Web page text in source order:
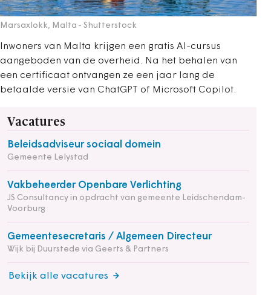
Marsaxlokk, Malta - Shutterstock
Inwoners van Malta krijgen een gratis AI-cursus
aangeboden van de overheid. Na het behalen van
een certificaat ontvangen ze een jaar lang de
betaalde versie van ChatGPT of Microsoft Copilot.
Vacatures
Beleidsadviseur sociaal domein
Gemeente Lelystad
Vakbeheerder Openbare Verlichting
JS Consultancy in opdracht van gemeente Leidschendam-
Voorburg
Gemeentesecretaris / Algemeen Directeur
Wijk bij Duurstede via Geerts & Partners
Bekijk alle vacatures